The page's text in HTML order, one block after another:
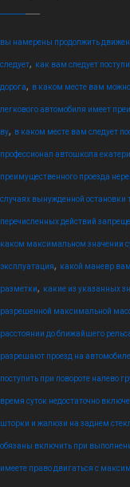
вы намерены продолжить
следует, как вам следует
дорога, в каком месте вам можно
легкового автомобиля имеет
ву, в каком месте вам следует
профессионал автошкола
преимущественного проезда
случаях вынужденной остановки
перечисленных действий
каком максимальном значении
эксплуатация, какой маневр
разметки, какие из указанных
разрешенной максимальной
расстоянии до ближайшего
разрешают проезд на
поступить при повороте налево
время суток недостаточно
шторки и жалюзи на заднем
обязаны включить при
имеете право двигаться с